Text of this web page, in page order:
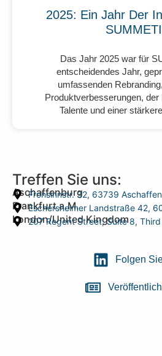
2025: Ein Jahr Der
Das Jahr 2025 war für
entscheidendes Jahr,
umfassenden
Produktverbesserungen, der
Talente und einer
Treffen Sie uns:
Aschaffenburg
Frohsinnstr. 32, 63739
Frankfurt a.M.
Eschersheimer Landstraße 42,
London/United Kingdom
207 Regent Street, Suite 8,
Folgen